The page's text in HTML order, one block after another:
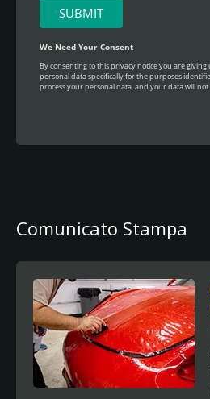
Comunicato Stampa